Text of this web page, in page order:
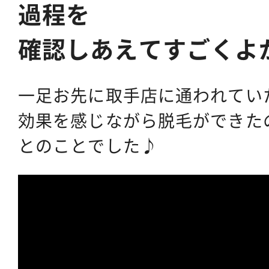
過程を
確認しあえてすごく
一足お先に取手店に通われて
効果を感じながら脱毛ができ
とのことでした♪